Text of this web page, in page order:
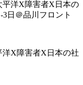
洋X障害者X日本の社